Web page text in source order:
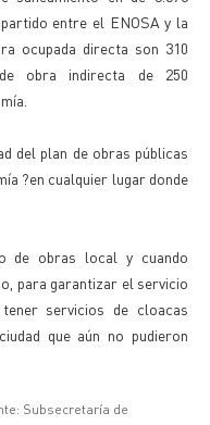
entre el ENOSA y la
ocupada directa son 310
obra indirecta de 250
del plan de obras públicas
?en cualquier lugar donde
de obras local y cuando
para garantizar el servicio
servicios de cloacas
que aún no pudieron
Subsecretaría de